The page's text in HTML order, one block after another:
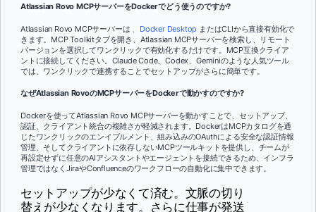
Atlassian Rovo MCPサーバーをDockerでどう使うのですか?
Atlassian Rovo MCPサーバーは 、Docker Desktop またはCLIから直接有効化で
きます。MCP Toolkitタブを開き、Atlassian MCPサーバーを検索し、リモート
バージョンを選択してワンクリックで有効化するだけです。MCP互換クライア
ントに接続してください。Claude Code、Codex、Geminiのような人気ツール
では、ワンクリックで連携することでセットアップがさらに簡単です。
なぜAtlassian RovoのMCPサーバーをDockerで動かすのですか?
Dockerを使ってAtlassian Rovo MCPサーバーを動かすことで、セットアップ、
認証、クライアント統合の複雑さが軽減されます。DockerはMCPカタログを通
じたワンクリックのエンイブルメント、組み込みのOAuthによる安全な認証情報
管理、そしてクライアントに依存しないMCPツールキットを提供し、チームが
再設定せずに任意のAIアシスタントやエージェントを接続できるため、インフラ
管理ではなくJiraやConfluenceのワークフローの自動化に集中できます。
セットアップが少なくて済む。文脈の切り
替えが少なくなります。さらに仕事が発送